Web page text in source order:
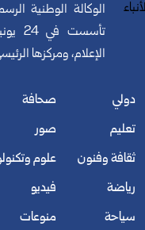
الوكالة الوطنية
الإعلام، ومركزها
دولي
تعليم
ثقافة وفنون
رياضة
سياحة
صحافة
صور
علوم
فيديو
منوعات